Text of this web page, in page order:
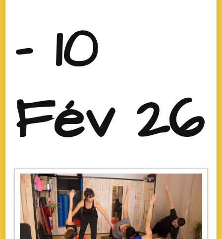
- 10
Fév 26